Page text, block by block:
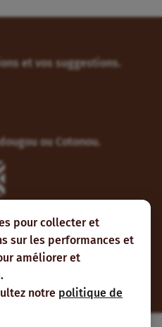
pour collecter et
sur les performances et
améliorer et
notre politique de
et vos suggestions.
ou Cotonou.
à nos flux RSS et nous